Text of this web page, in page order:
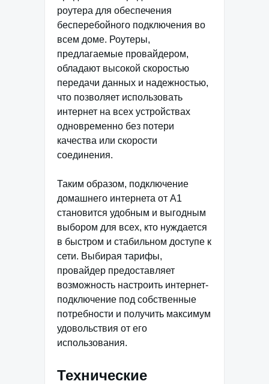
роутера для обеспечения
бесперебойного подключения во
всем доме. Роутеры,
предлагаемые провайдером,
обладают высокой скоростью
передачи данных и надежностью,
что позволяет использовать
интернет на всех устройствах
одновременно без потери
качества или скорости
соединения.
Таким образом, подключение
домашнего интернета от А1
становится удобным и выгодным
выбором для всех, кто нуждается
в быстром и стабильном доступе к
сети. Выбирая тарифы,
провайдер предоставляет
возможность настроить интернет-
подключение под собственные
потребности и получить максимум
удовольствия от его
использования.
Технические